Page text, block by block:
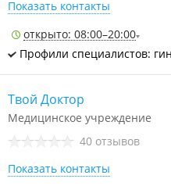
Показать контакты
открыто: 08:00–20:00
Профили специалистов:
Твой Доктор
Медицинское учреждение
40 отзывов
Показать контакты